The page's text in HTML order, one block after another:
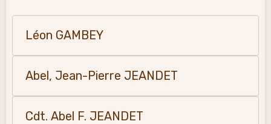
Léon GAMBEY
Abel, Jean-Pierre JEANDET
Cdt. Abel F. JEANDET